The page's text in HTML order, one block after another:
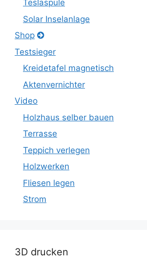
Teslaspule
Solar Inselanlage
Shop
Testsieger
Kreidetafel magnetisch
Aktenvernichter
Video
Holzhaus selber bauen
Terrasse
Teppich verlegen
Holzwerken
Fliesen legen
Strom
3D drucken